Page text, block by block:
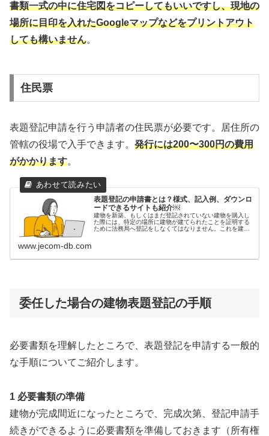
書類一式の中に住宅図をコピーしてもいいですし、現地の
場所に目印を入れたGoogleマップなどをプリントアウト
しても構いません。
住民票
表題登記申請を行う申請者の住民票が必要です。居住所の
管轄の役場で入手できます。 発行には200〜300円の費用
がかかります。
表題登記の申請書とは？様式、記入例、ダウンロ
ードできるサイトも紹介￼
建物を新築、もしくはまだ登記されていない建物を購入し
た際には、特定の場所に建物が建てられたことを証明する
ために法務局へ登記をしなくてはなりません。これを建物
www.jecom-db.com
委任した場合の建物表題登記の手順
必要書類を理解したところで、表題登記を申請する一般的
な手順についてご紹介します。
1 必要書類の準備
建物が完成間近になったところで、完成次第、登記申請手
続きができるように必要書類を準備しておきます（所有権